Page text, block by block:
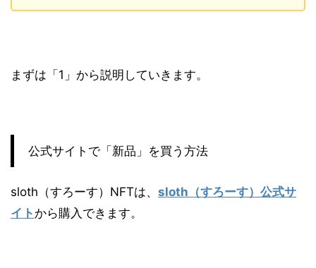
まずは「1」から説明していきます。
公式サイトで「新品」を買う方法
sloth（すろーす）NFTは、 sloth（すろーす）公式サ
イト から購入できます。